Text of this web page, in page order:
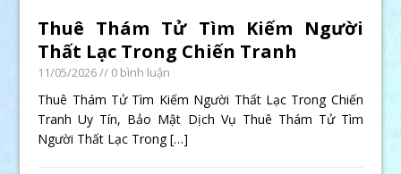
Thuê Thám Tử Tìm Kiếm Người
Thất Lạc Trong Chiến Tranh
11/05/2026// 0 bình luận
Thuê Thám Tử Tìm Kiếm Người Thất Lạc Trong Chiến
Tranh Uy Tín, Bảo Mật Dịch Vụ Thuê Thám Tử Tìm
Người Thất Lạc Trong[…]